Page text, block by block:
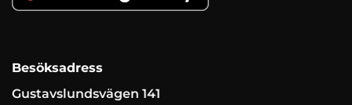
Besöksadress
Gustavslundsvägen 141